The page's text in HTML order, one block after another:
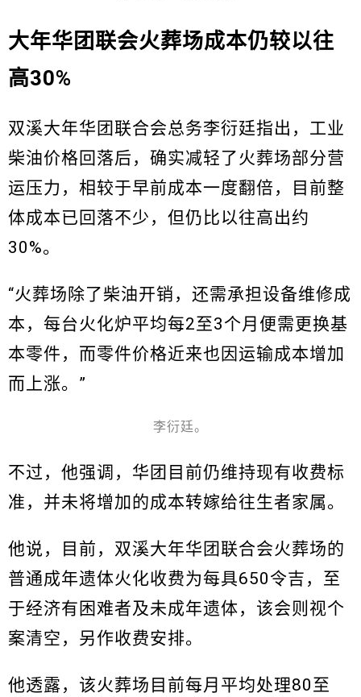
大年华团联会火葬场成本仍较以往
高30%
双溪大年华团联合会总务李衍廷指出，工业
柴油价格回落后，确实减轻了火葬场部分营
运压力，相较于早前成本一度翻倍，目前整
体成本已回落不少，但仍比以往高出约
30%。
“火葬场除了柴油开销，还需承担设备维修成
本，每台火化炉平均每2至3个月便需更换基
本零件，而零件价格近来也因运输成本增加
而上涨。”
李衍廷。
不过，他强调，华团目前仍维持现有收费标
准，并未将增加的成本转嫁给往生者家属。
他说，目前，双溪大年华团联合会火葬场的
普通成年遗体火化收费为每具650令吉，至
于经济有困难者及未成年遗体，该会则视个
案清空，另作收费安排。
他透露，该火葬场目前每月平均处理80至